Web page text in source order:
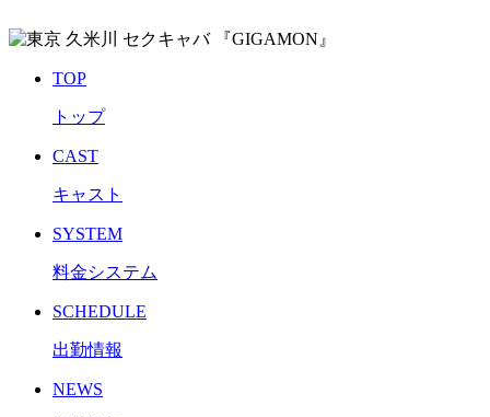
TOP
トップ
CAST
キャスト
SYSTEM
料金システム
SCHEDULE
出勤情報
NEWS